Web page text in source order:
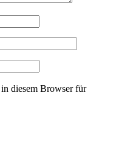
diesem Browser für